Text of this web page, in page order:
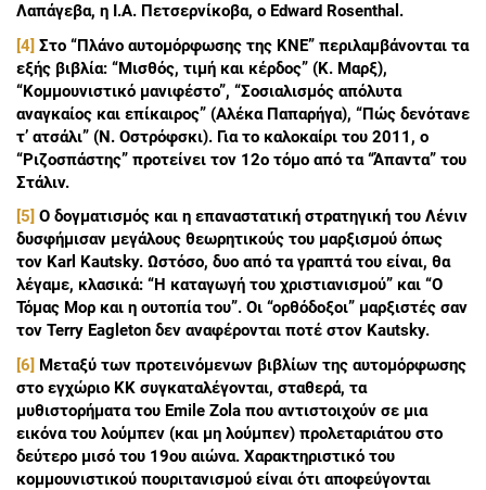
Λαπάγεβα, η Ι.Α. Πετσερνίκοβα, ο Εdward Rosenthal.
[4] Στο “Πλάνο αυτομόρφωσης της ΚΝΕ” περιλαμβάνονται τα
εξής βιβλία: “Μισθός, τιμή και κέρδος” (Κ. Μαρξ),
“Κομμουνιστικό μανιφέστο”, “Σοσιαλισμός απόλυτα
αναγκαίος και επίκαιρος” (Αλέκα Παπαρήγα), “Πώς δενότανε
τ’ ατσάλι” (Ν. Οστρόφσκι). Για το καλοκαίρι του 2011, ο
“Ριζοσπάστης” προτείνει τον 12ο τόμο από τα “Άπαντα” του
Στάλιν.
[5] O δογματισμός και η επαναστατική στρατηγική του Λένιν
δυσφήμισαν μεγάλους θεωρητικούς του μαρξισμού όπως
τον Karl Kautsky. Ωστόσο, δυο από τα γραπτά του είναι, θα
λέγαμε, κλασικά: “Η καταγωγή του χριστιανισμού” και “Ο
Τόμας Μορ και η ουτοπία του”. Οι “ορθόδοξοι” μαρξιστές σαν
τον Terry Eagleton δεν αναφέρονται ποτέ στον Kautsky.
[6] Μεταξύ των προτεινόμενων βιβλίων της αυτομόρφωσης
στο εγχώριο ΚΚ συγκαταλέγονται, σταθερά, τα
μυθιστορήματα του Emile Zola που αντιστοιχούν σε μια
εικόνα του λούμπεν (και μη λούμπεν) προλεταριάτου στο
δεύτερο μισό του 19ου αιώνα. Χαρακτηριστικό του
κομμουνιστικού πουριτανισμού είναι ότι αποφεύγονται